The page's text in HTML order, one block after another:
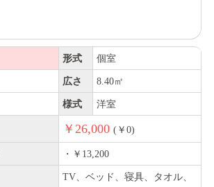
形式 個室
広さ 8.40㎡
様式 洋室
￥26,000 (￥0)
・￥13,200
TV、ベッド、寝具、タオル、